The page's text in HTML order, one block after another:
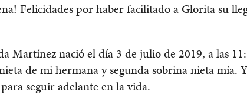
Felicidades por haber facilitado a Glorita su
Martínez nació el día 3 de julio de 2019, a las
de mi hermana y segunda sobrina nieta mía.
seguir adelante en la vida.